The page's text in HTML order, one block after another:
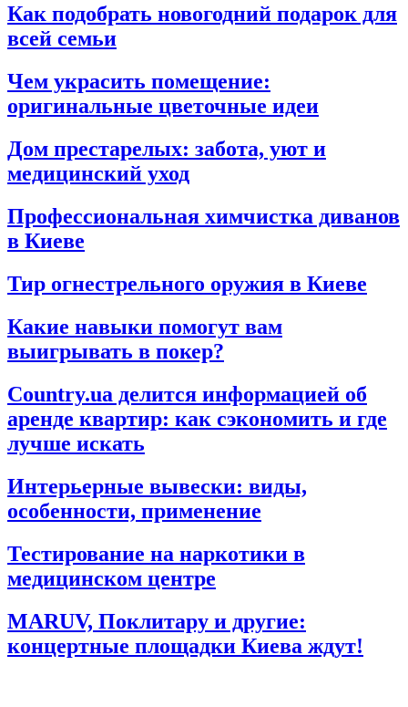
Как подобрать новогодний подарок для
всей семьи
Чем украсить помещение:
оригинальные цветочные идеи
Дом престарелых: забота, уют и
медицинский уход
Профессиональная химчистка диванов
в Киеве
Тир огнестрельного оружия в Киеве
Какие навыки помогут вам
выигрывать в покер?
Country.ua делится информацией об
аренде квартир: как сэкономить и где
лучше искать
Интерьерные вывески: виды,
особенности, применение
Тестирование на наркотики в
медицинском центре
MARUV, Поклитару и другие:
концертные площадки Киева ждут!